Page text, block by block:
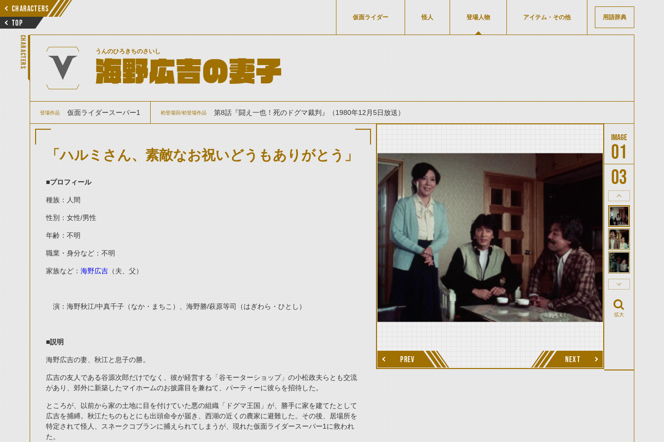
CHARACTERS
TOP
仮面ライダー 怪人 登場人物 アイテム・その他 用語辞典
CHARACTERS うんのひろきちのさいし
海野広吉の妻子
登場作品 仮面ライダースーパー1 初登場回/初登場作品 第8話『闘え一也！死のドグマ裁判』（1980年12月5日放送）
「ハルミさん、素敵なお祝いどうもありがとう」
■プロフィール
種族：人間
性別：女性/男性
年齢：不明
職業・身分など：不明
家族など： 海野広吉 （夫、父）
演：海野秋江/中真千子（なか・まちこ）、海野勝/萩原等司（はぎわら・ひとし）
■説明
海野広吉の妻、秋江と息子の勝。
広吉の友人である谷源次郎だけでなく、彼が経営する「谷モーターショップ」の小松政夫らとも交流
があり、郊外に新築したマイホームのお披露目を兼ねて、パーティーに彼らを招待した。
ところが、以前から家の土地に目を付けていた悪の組織「ドグマ王国」が、勝手に家を建てたとして
広吉を捕縛。秋江たちのもとにも出頭命令が届き、西湖の近くの農家に避難した。その後、居場所を
特定されて怪人、スネークコブランに捕えられてしまうが、現れた仮面ライダースーパー1に救われ
た。
PREV NEXT
01
03
thumbnail Prev
拡大